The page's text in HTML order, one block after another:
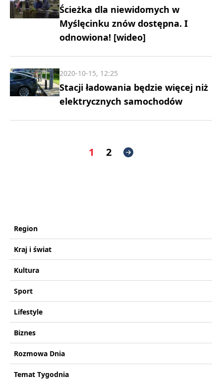
Ścieżka dla niewidomych w
Myślęcinku znów dostępna. I
odnowiona! [wideo]
Stacji ładowania będzie więcej niż
elektrycznych samochodów
2020-10-15, 12:25
1 2
Region
Kraj i świat
Kultura
Sport
Lifestyle
Biznes
Rozmowa Dnia
Temat Tygodnia